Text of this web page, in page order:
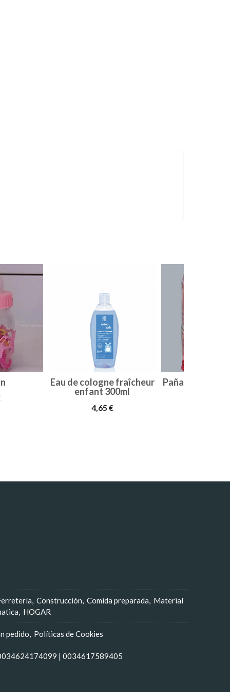
Eau de cologne fraîcheur
enfant 300ml
4,65 €
Pañales Bebem
Construcción Comida preparada
Material
HOGAR
pedido Políticas de Cookies
| 0034617589405